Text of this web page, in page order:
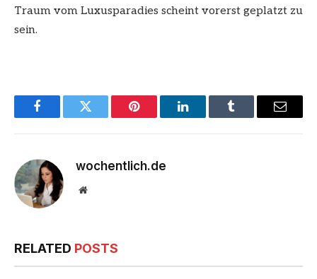
Traum vom Luxusparadies scheint vorerst geplatzt zu
sein.
FacebookTwitter Pinterest LinkedInTumblr Email
wochentlich.de
Website
RELATED POSTS